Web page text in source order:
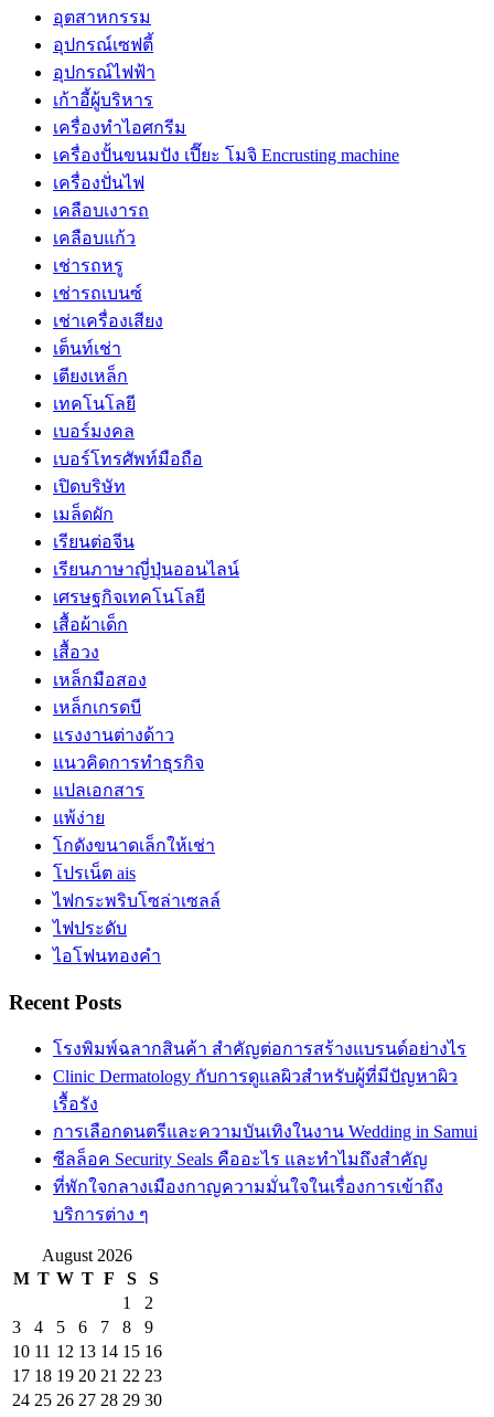
อุตสาหกรรม
อุปกรณ์เซฟตี้
อุปกรณ์ไฟฟ้า
เก้าอี้ผู้บริหาร
เครื่องทำไอศกรีม
เครื่องปั้นขนมปัง เปี๊ยะ โมจิ Encrusting machine
เครื่องปั่นไฟ
เคลือบเงารถ
เคลือบแก้ว
เช่ารถหรู
เช่ารถเบนซ์
เช่าเครื่องเสียง
เต็นท์เช่า
เตียงเหล็ก
เทคโนโลยี
เบอร์มงคล
เบอร์โทรศัพท์มือถือ
เปิดบริษัท
เมล็ดผัก
เรียนต่อจีน
เรียนภาษาญี่ปุ่นออนไลน์
เศรษฐกิจเทคโนโลยี
เสื้อผ้าเด็ก
เสื้อวง
เหล็กมือสอง
เหล็กเกรดบี
เเรงงานต่างด้าว
แนวคิดการทำธุรกิจ
แปลเอกสาร
แพ้ง่าย
โกดังขนาดเล็กให้เช่า
โปรเน็ต ais
ไฟกระพริบโซล่าเซลล์
ไฟประดับ
ไอโฟนทองคำ
Recent Posts
โรงพิมพ์ฉลากสินค้า สำคัญต่อการสร้างแบรนด์อย่างไร
Clinic Dermatology กับการดูแลผิวสำหรับผู้ที่มีปัญหาผิว
เรื้อรัง
การเลือกดนตรีและความบันเทิงในงาน Wedding in Samui
ซีลล็อค Security Seals คืออะไร และทำไมถึงสำคัญ
ที่พักใจกลางเมืองกาญความมั่นใจในเรื่องการเข้าถึง
บริการต่าง ๆ
August 2026
M T W T F S
S
1
2
3
4 5 6 7 8
9
10 11 12 13 14 15 16
17 18 19 20 21 22 23
24 25 26 27 28 29 30